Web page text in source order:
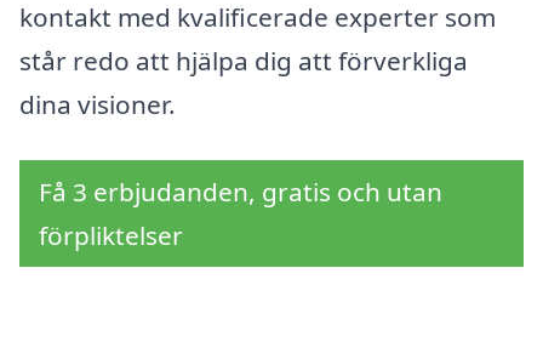
kontakt med kvalificerade experter som
står redo att hjälpa dig att förverkliga
dina visioner.
Få 3 erbjudanden, gratis och utan
förpliktelser